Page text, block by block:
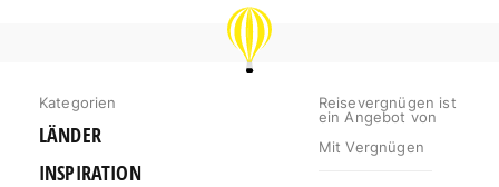
REISEVERGNÜGEN
Kategorien
LÄNDER
INSPIRATION
Reisevergnügen ist
ein Angebot von
Mit Vergnügen